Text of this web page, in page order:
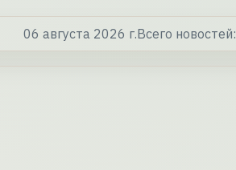
06 августа 2026 г.Всего новостей: